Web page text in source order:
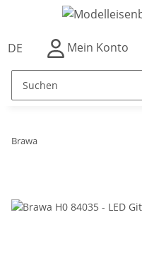
DE Mein Konto
Brawa